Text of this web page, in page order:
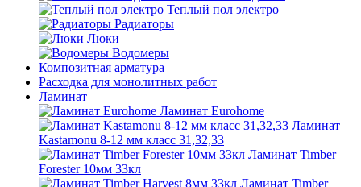
Теплый пол электро
Радиаторы
Люки
Водомеры
Композитная арматура
Расходка для монолитных работ
Ламинат
Ламинат Eurohome
Ламинат
Kastamonu 8-12 мм класс 31,32,33
Ламинат Timber
Forester 10мм 33кл
Ламинат Timber